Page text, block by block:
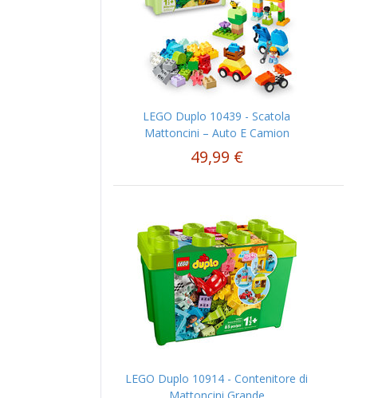
LEGO Duplo 10439 - Scatola
Mattoncini – Auto E Camion
49,99 €
LEGO Duplo 10914 - Contenitore di